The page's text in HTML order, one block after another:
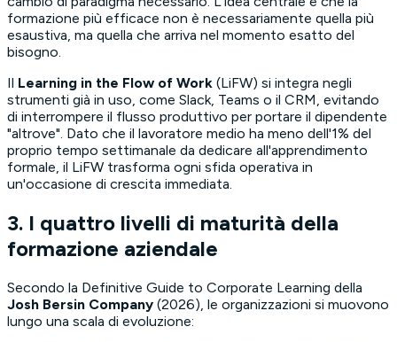
formazione più efficace non è necessariamente quella più
esaustiva, ma quella che arriva nel momento esatto del
bisogno.
Il Learning in the Flow of Work (LiFW) si integra negli
strumenti già in uso, come Slack, Teams o il CRM, evitando
di interrompere il flusso produttivo per portare il dipendente
"altrove". Dato che il lavoratore medio ha meno dell'1% del
proprio tempo settimanale da dedicare all'apprendimento
formale, il LiFW trasforma ogni sfida operativa in
un'occasione di crescita immediata.
3. I quattro livelli di maturità della
formazione aziendale
Secondo la Definitive Guide to Corporate Learning della
Josh Bersin Company (2026), le organizzazioni si muovono
lungo una scala di evoluzione: